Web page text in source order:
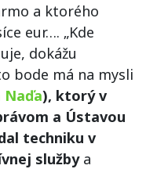
a ktorého
eur…. „Kde
dokážu
bode má na mysli
Naďa), ktorý v
a Ústavou
techniku v
službya